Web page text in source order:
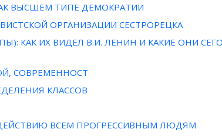
ВЫСШЕМ ТИПЕ ДЕМОКРАТИИ
ОРГАНИЗАЦИИ СЕСТРОРЕЦКА
КАК ИХ ВИДЕЛ В.И. ЛЕНИН И КАКИЕ ОНИ
СОВРЕМЕННОСТ
КЛАССОВ
ВСЕМ ПРОГРЕССИВНЫМ ЛЮДЯМ